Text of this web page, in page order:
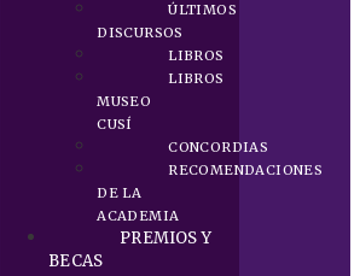
ÚLTIMOS
DISCURSOS
LIBROS
LIBROS
MUSEO
CUSÍ
CONCORDIAS
RECOMENDACIONES
DE LA
ACADEMIA
PREMIOS Y
BECAS